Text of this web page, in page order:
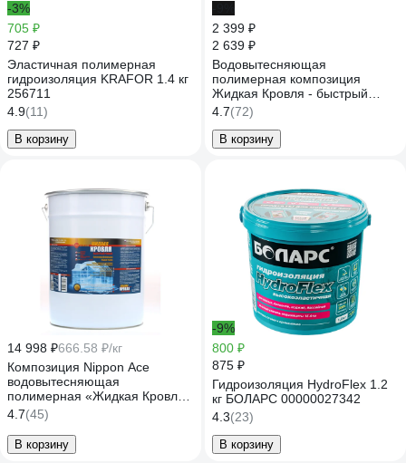
-3%
705 ₽
727 ₽
Эластичная полимерная
гидроизоляция KRAFOR 1.4 кг
256711
4.9(11)
В корзину
2 399 ₽
2 639 ₽
Водовытесняющая
полимерная композиция
Жидкая Кровля - быстрый
ремонт Nippon Ace 2,4 л JK-
024-184
4.7(72)
В корзину
14 998 ₽666.58 ₽/кг
Композиция Nippon Ace
водовытесняющая
полимерная «Жидкая Кровля
— быстрый ремонт», ведро 20
л ЖК-200-214 JK-200-214
4.7(45)
В корзину
-9%
800 ₽
875 ₽
Гидроизоляция HydroFlex 1.2
кг БОЛАРС 00000027342
4.3(23)
В корзину